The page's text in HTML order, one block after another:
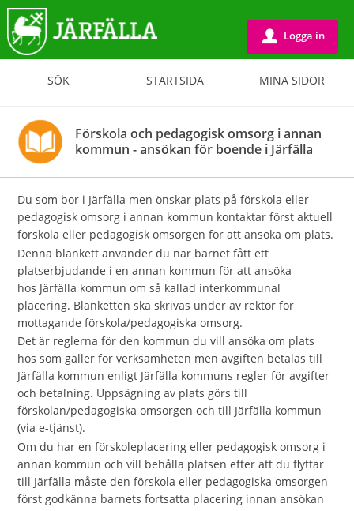
SÖK STARTSIDA MINA SIDOR
u Logga in
Förskola och pedagogisk omsorg i annan
kommun - ansökan för boende i Järfälla
Du som bor i Järfälla men önskar plats på förskola eller
pedagogisk omsorg i annan kommun kontaktar först aktuell
förskola eller pedagogisk omsorgen för att ansöka om plats.
Denna blankett använder du när barnet fått ett
platserbjudande i en annan kommun för att ansöka
hos Järfälla kommun om så kallad interkommunal
placering. Blanketten ska skrivas under av rektor för
mottagande förskola/pedagogiska omsorg.
Det är reglerna för den kommun du vill ansöka om plats
hos som gäller för verksamheten men avgiften betalas till
Järfälla kommun enligt Järfälla kommuns regler för avgifter
och betalning. Uppsägning av plats görs till
förskolan/pedagogiska omsorgen och till Järfälla kommun
(via e-tjänst).
Om du har en förskoleplacering eller pedagogisk omsorg i
annan kommun och vill behålla platsen efter att du flyttar
till Järfälla måste den förskola eller pedagogiska omsorgen
först godkänna barnets fortsatta placering innan ansökan